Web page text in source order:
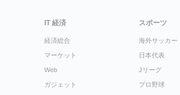
IT 経済
経済総合
マーケット
Web
ガジェット
スポーツ
海外サッカー
日本代表
Jリーグ
プロ野球